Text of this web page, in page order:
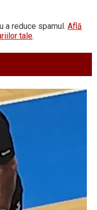
reduce spamul. Află
tale.